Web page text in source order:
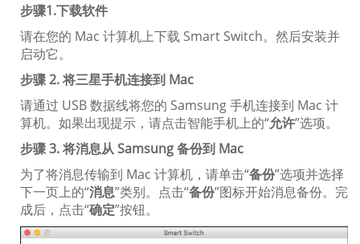
步骤1.下载软件
请在您的 Mac 计算机上下载 Smart Switch。然后安装并
启动它。
步骤 2. 将三星手机连接到 Mac
请通过 USB 数据线将您的 Samsung 手机连接到 Mac 计
算机。如果出现提示，请点击智能手机上的“允许”选项。
步骤 3. 将消息从 Samsung 备份到 Mac
为了将消息传输到 Mac 计算机，请单击“备份”选项并选择
下一页上的“消息”类别。点击“备份”图标开始消息备份。完
成后，点击“确定”按钮。